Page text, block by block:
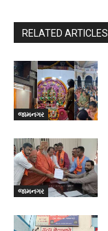
RELATED ARTICLES
જામનગર
જામનગર